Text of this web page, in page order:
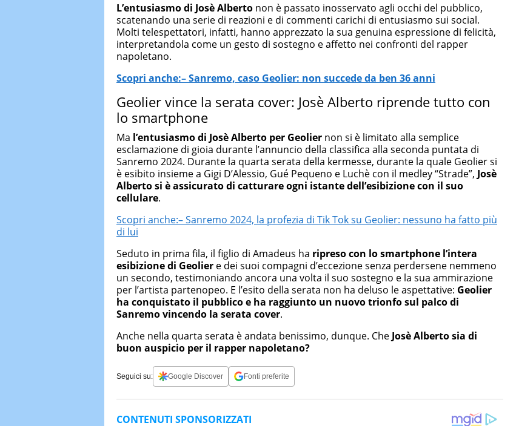
L’entusiasmo di Josè Alberto non è passato inosservato agli occhi del pubblico,
scatenando una serie di reazioni e di commenti carichi di entusiasmo sui social.
Molti telespettatori, infatti, hanno apprezzato la sua genuina espressione di felicità,
interpretandola come un gesto di sostegno e affetto nei confronti del rapper
napoletano.
Scopri anche:– Sanremo, caso Geolier: non succede da ben 36 anni
Geolier vince la serata cover: Josè Alberto riprende tutto con
lo smartphone
Ma l’entusiasmo di Josè Alberto per Geolier non si è limitato alla semplice
esclamazione di gioia durante l’annuncio della classifica alla seconda puntata di
Sanremo 2024. Durante la quarta serata della kermesse, durante la quale Geolier si
è esibito insieme a Gigi D’Alessio, Gué Pequeno e Luchè con il medley “Strade”, Josè
Alberto si è assicurato di catturare ogni istante dell’esibizione con il suo
cellulare.
Scopri anche:– Sanremo 2024, la profezia di Tik Tok su Geolier: nessuno ha fatto più
di lui
Seduto in prima fila, il figlio di Amadeus ha ripreso con lo smartphone l’intera
esibizione di Geolier e dei suoi compagni d’eccezione senza perdersene nemmeno
un secondo, testimoniando ancora una volta il suo sostegno e la sua ammirazione
per l’artista partenopeo. E l’esito della serata non ha deluso le aspettative: Geolier
ha conquistato il pubblico e ha raggiunto un nuovo trionfo sul palco di
Sanremovincendo la serata cover.
Anche nella quarta serata è andata benissimo, dunque. Che Josè Alberto sia di
buon auspicio per il rapper napoletano?
Seguici su: Google Discover Fonti preferite